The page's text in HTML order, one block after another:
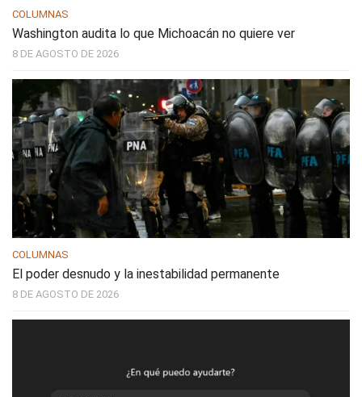
COLUMNAS
Washington audita lo que Michoacán no quiere ver
8 DE AGOSTO DE 2026
COLUMNAS
El poder desnudo y la inestabilidad permanente
8 DE AGOSTO DE 2026